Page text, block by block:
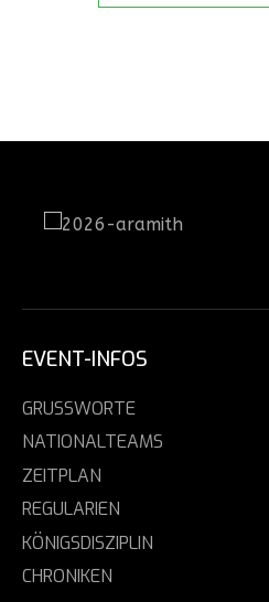
EVENT-INFOS
GRUSSWORTE
NATIONALTEAMS
ZEITPLAN
REGULARIEN
KÖNIGSDISZIPLIN
CHRONIKEN